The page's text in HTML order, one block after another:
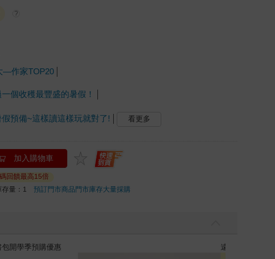
?
—作家TOP20
個收穫最豐盛的暑假！
預備~這樣讀這樣玩就對了! 看更多
加入購物車
回饋最高15倍
存量：1預訂門市商品門市庫存大量採購
袋